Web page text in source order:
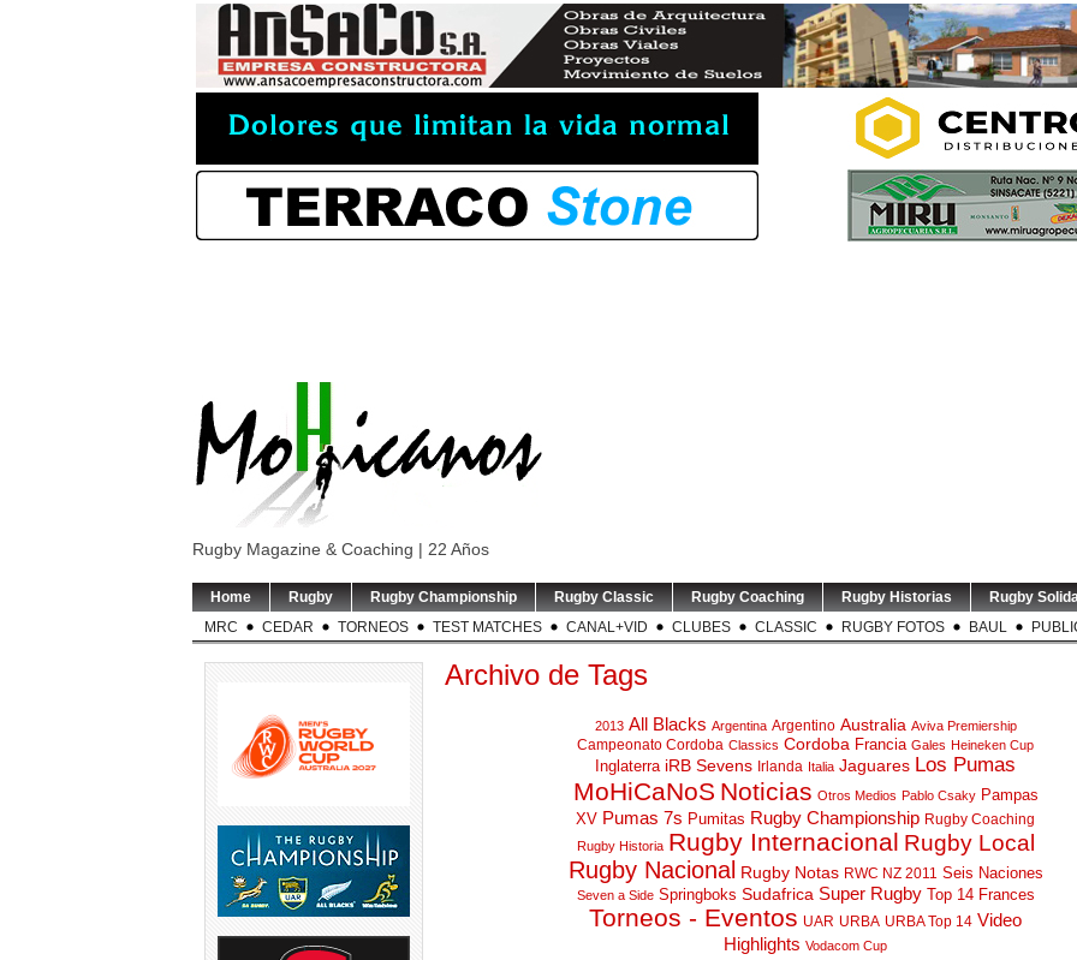
Rugby Magazine & Coaching | 22 Años
Home Rugby Rugby Championship Rugby Classic Rugby Coaching Rugby Historias Rugby
MRC
CEDAR TORNEOS TEST MATCHES CANAL+VID CLUBES CLASSIC RUGBY FOTOS BAUL
Archivo de Tags
2013 All Blacks Argentina Argentino Australia Aviva Premiership
Campeonato Cordoba Classics Cordoba Francia Gales Heineken Cup
Inglaterra iRB Sevens Irlanda Italia Jaguares Los Pumas
MoHiCaNoS Noticias Otros Medios Pablo Csaky Pampas
XV Pumas 7s Pumitas Rugby Championship Rugby Coaching
Rugby Historia Rugby Internacional Rugby Local
Rugby Nacional Rugby Notas RWC NZ 2011 Seis Naciones
Seven a Side Springboks Sudafrica Super Rugby Top 14 Frances
Torneos - Eventos UAR URBA URBA Top 14 Video
Highlights Vodacom Cup